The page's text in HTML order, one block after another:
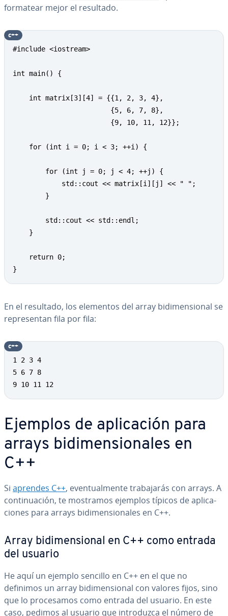
formatear mejor el resultado.
#include <iostream>
int main() {
    int matrix[3][4] = {{1, 2, 3, 4},
                        {5, 6, 7, 8},
                        {9, 10, 11, 12}};
    for (int i = 0; i < 3; ++i) {
        for (int j = 0; j < 4; ++j) {
            std::cout << matrix[i][j] << " ";
        }
        std::cout << std::endl;
    }
    return 0;
}
c++
En el resultado, los elementos del array bi­di­me­n­sio­nal se
re­pre­se­n­tan fila por fila:
1 2 3 4
5 6 7 8
9 10 11 12
c++
Ejemplos de apli­ca­ción para
arrays bi­di­me­n­sio­na­les en
C++
Si aprendes C++, eve­n­tua­l­me­n­te tra­ba­ja­rás con arrays. A
co­n­ti­nua­ción, te mostramos ejemplos típicos de apli­ca­
cio­nes para arrays bi­di­me­n­sio­na­les en C++.
Array bi­di­me­n­sio­nal en C++ como entrada
del usuario
He aquí un ejemplo sencillo en C++ en el que no
definimos un array bi­di­me­n­sio­nal con valores fijos, sino
que lo pro­ce­sa­mos como entrada del usuario. En este
caso, pedimos al usuario que in­tro­du­z­ca el número de